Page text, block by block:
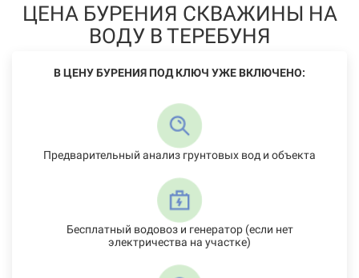
ЦЕНА БУРЕНИЯ СКВАЖИНЫ НА
ВОДУ В ТЕРЕБУНЯ
В ЦЕНУ БУРЕНИЯ ПОД КЛЮЧ УЖЕ ВКЛЮЧЕНО:
Предварительный анализ грунтовых вод и объекта
Бесплатный водовоз и генератор (если нет
электричества на участке)